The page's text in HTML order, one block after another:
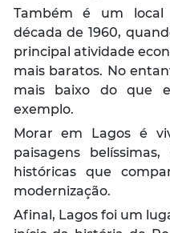
Também é um
década de 1960,
principal atividade
mais baratos. No
mais baixo do que
exemplo.
Morar em Lagos é
paisagens
históricas que
modernização.
Afinal, Lagos foi um